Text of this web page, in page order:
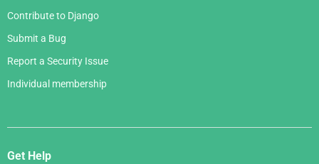
Contribute to Django
Submit a Bug
Report a Security Issue
Individual membership
Get Help